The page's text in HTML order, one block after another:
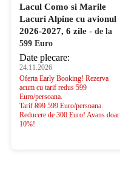
Lacul Como si Marile
Lacuri Alpine cu avionul
2026-2027, 6 zile - de la
599 Euro
Date plecare:
24.11.2026
Oferta Early Booking! Rezerva
acum cu tarif redus 599
Euro/persoana.
Tarif 899 599 Euro/persoana.
Reducere de 300 Euro! Avans doar
10%!